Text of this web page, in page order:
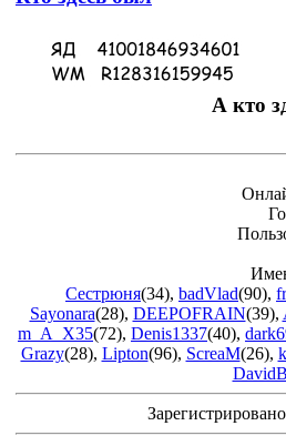
А кто
Сестрюня(34), badVlad(90),
Sayonara(28), DEEPOFRAIN(39),
m_A_X35(72), Denis1337(40),
Grazy(28), Lipton(96), ScreaM(26),